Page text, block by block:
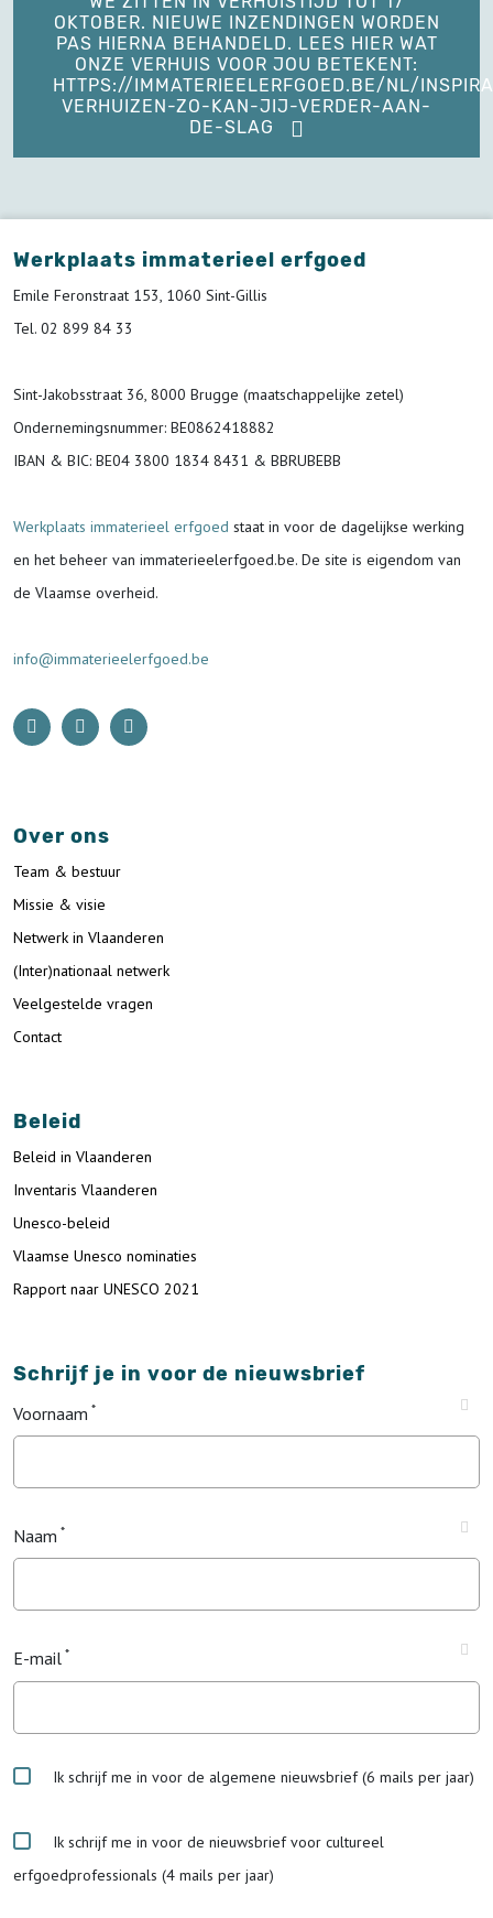
OKTOBER. NIEUWE INZENDINGEN WORDEN
PAS HIERNA BEHANDELD. LEES HIER WAT
ONZE VERHUIS VOOR JOU BETEKENT:
HTTPS://IMMATERIEELERFGOED.BE/NL/
VERHUIZEN-ZO-KAN-JIJ-VERDER-AAN-
DE-SLAG
Werkplaats immaterieel erfgoed
Emile Feronstraat 153, 1060 Sint-Gillis
Tel. 02 899 84 33
Sint-Jakobsstraat 36, 8000 Brugge (maatschappelijke zetel)
Ondernemingsnummer: BE0862418882
IBAN & BIC: BE04 3800 1834 8431 & BBRUBEBB
Werkplaats immaterieel erfgoed staat in voor de dagelijkse werking
en het beheer van immaterieelerfgoed.be. De site is eigendom van
de Vlaamse overheid.
info@immaterieelerfgoed.be
Over ons
Team & bestuur
Missie & visie
Netwerk in Vlaanderen
(Inter)nationaal netwerk
Veelgestelde vragen
Contact
Beleid
Beleid in Vlaanderen
Inventaris Vlaanderen
Unesco-beleid
Vlaamse Unesco nominaties
Rapport naar UNESCO 2021
Schrijf je in voor de nieuwsbrief
Voornaam
Naam
E-mail
Ik schrijf me in voor de algemene nieuwsbrief (6 mails per jaar)
Ik schrijf me in voor de nieuwsbrief voor cultureel
erfgoedprofessionals (4 mails per jaar)